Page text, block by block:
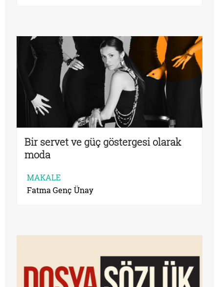
Bir servet ve güç göstergesi olarak
moda
MAKALE
Fatma Genç Ünay